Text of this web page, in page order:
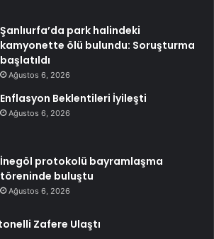
Şanlıurfa’da park halindeki
kamyonette ölü bulundu: Soruşturma
başlatıldı
Ağustos 6, 2026
Enflasyon Beklentileri İyileşti
Ağustos 6, 2026
İnegöl protokolü bayramlaşma
töreninde buluştu
Ağustos 6, 2026
Zafere Ulaştı